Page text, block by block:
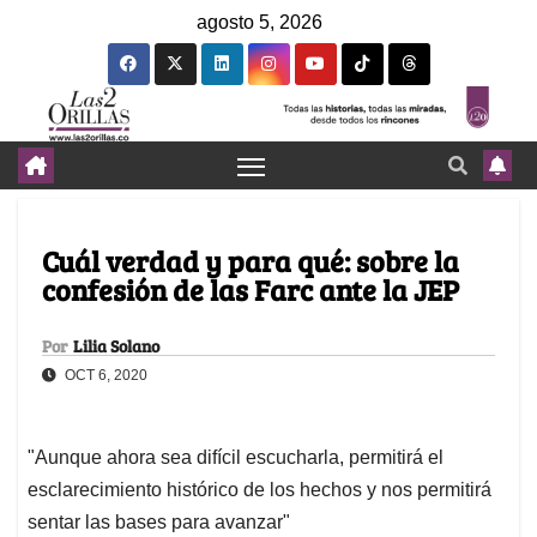
agosto 5, 2026
Cuál verdad y para qué: sobre la
confesión de las Farc ante la JEP
Por Lilia Solano
OCT 6, 2020
"Aunque ahora sea difícil escucharla, permitirá el
esclarecimiento histórico de los hechos y nos permitirá
sentar las bases para avanzar"